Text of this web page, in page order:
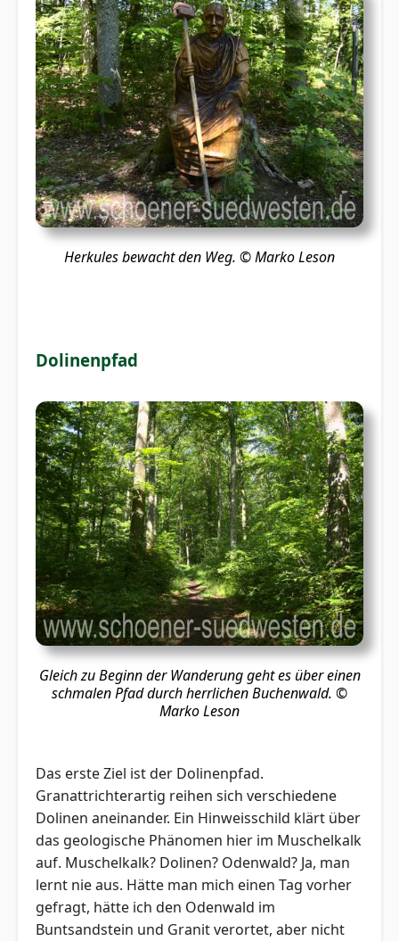
Herkules bewacht den Weg. © Marko Leson
Dolinenpfad
Gleich zu Beginn der Wanderung geht es über einen
schmalen Pfad durch herrlichen Buchenwald. ©
Marko Leson
Das erste Ziel ist der Dolinenpfad.
Granattrichterartig reihen sich verschiedene
Dolinen aneinander. Ein Hinweisschild klärt über
das geologische Phänomen hier im Muschelkalk
auf. Muschelkalk? Dolinen? Odenwald? Ja, man
lernt nie aus. Hätte man mich einen Tag vorher
gefragt, hätte ich den Odenwald im
Buntsandstein und Granit verortet, aber nicht